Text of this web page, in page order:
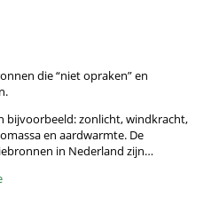
die “niet opraken” en
bijvoorbeeld: zonlicht, windkracht,
en aardwarmte. De
in Nederland zijn…